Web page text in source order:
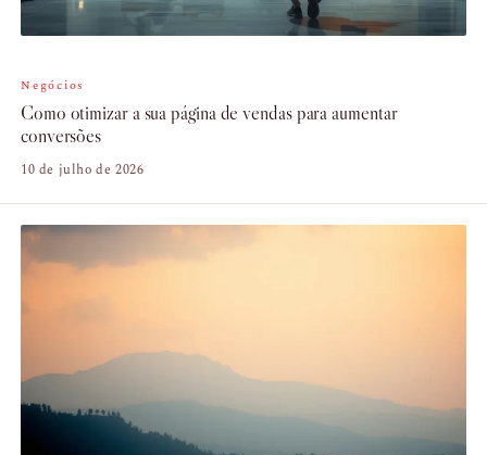
Negócios
Como otimizar a sua página de vendas para aumentar
conversões
10 de julho de 2026